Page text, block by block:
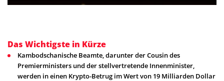
Das Wichtigste in Kürze
Kambodschanische Beamte, darunter der Cousin des
Premierministers und der stellvertretende Innenminister,
werden in einen Krypto-Betrug im Wert von 19 Milliarden Dollar